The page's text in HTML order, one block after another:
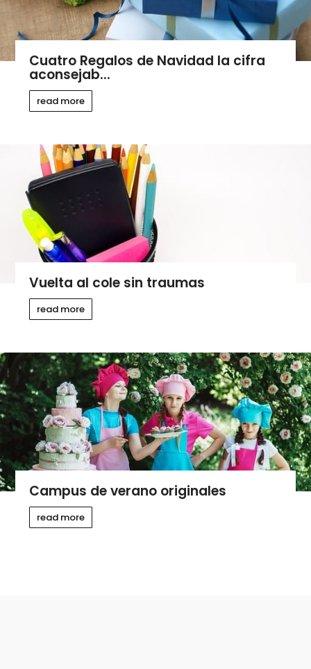
Cuatro Regalos de Navidad la cifra
aconsejab...
read more
Vuelta al cole sin traumas
read more
Campus de verano originales
read more